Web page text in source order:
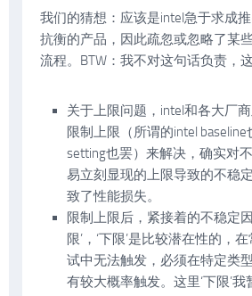
我们的猜想：应该是intel急于求成
抗衡的产品，因此疏忽或忽略了某
流程。BTW：我不对这句话负责，
关于上限问题，intel和各大厂
限制上限（所谓的intel
setting也罢）来解决，确实对
易立刻显现的上限导致的不稳
致了性能损失。
限制上限后，紧接着的不稳定
限’，‘下限’是比较潜在性的，
试中无法触发，必须在特定类
有较大概率触发。这里‘下限’